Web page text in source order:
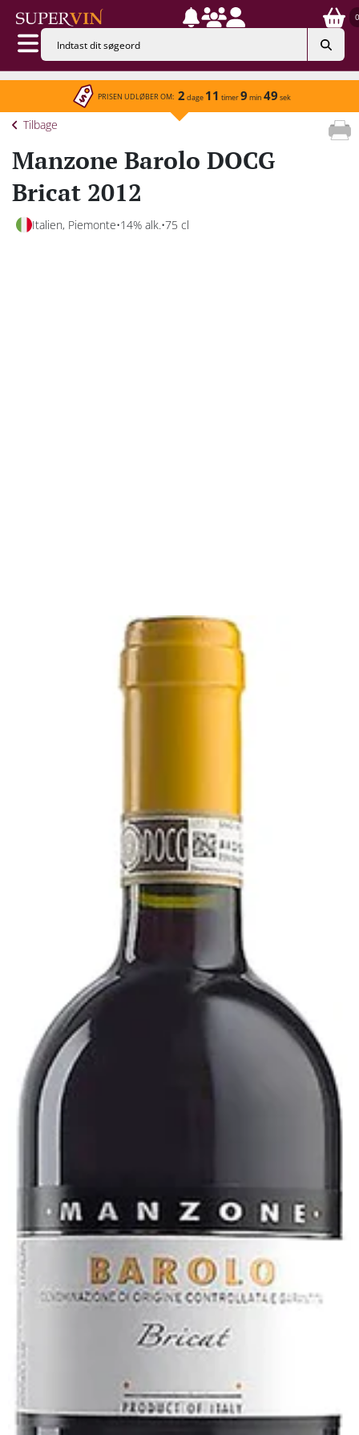
0
PRISEN UDLØBER OM: 2 dage 11 timer9 min 49 sek
Tilbage
Manzone Barolo DOCG
Bricat 2012
Italien, Piemonte 14% alk. 75 cl